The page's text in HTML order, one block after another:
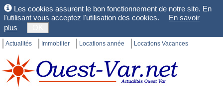
Les cookies assurent le bon fonctionnement de notre site. En
l'utilisant vous acceptez l'utilisation des cookies.
En savoir
plus
Actualités Immobilier Locations année Locations Vacances